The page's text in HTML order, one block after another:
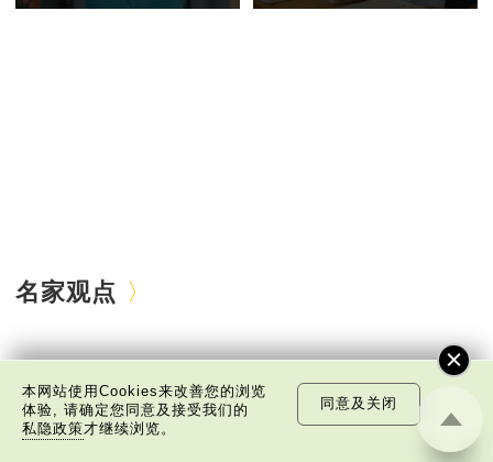
名家观点
本网站使用Cookies来改善您的浏览
体验, 请确定您同意及接受我们的
私隐政策才继续浏览。
同意及关闭